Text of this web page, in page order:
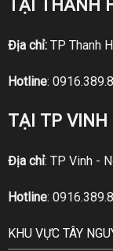
TẠI THANH
Địa chỉ:TP Thanh
Hotline:
TẠI TP VINH
Địa chỉ: TP Vinh -
Hotline:
KHU VỰC TÂY